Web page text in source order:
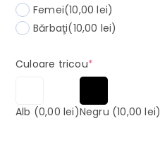
Femei(10,00 lei)
Bărbaţi(10,00 lei)
Culoare tricou*(required)
Alb (0,00 lei)Negru (10,00 lei)